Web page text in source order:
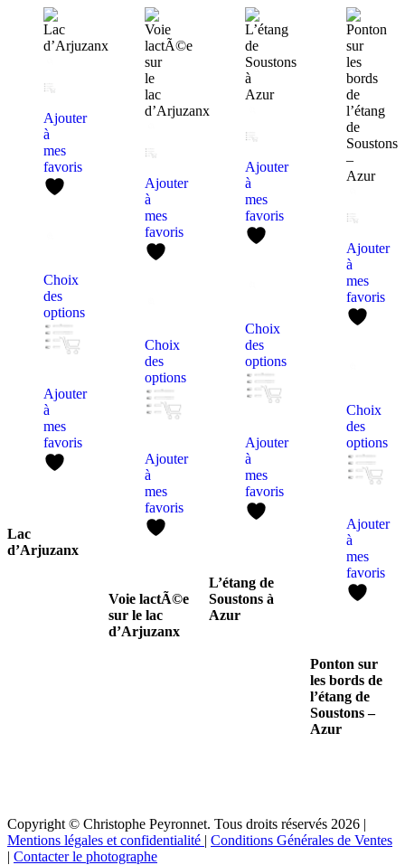
Ajouter
à
mes
favoris
Choix
des
options
Ajouter
à
mes
favoris
Lac
d’Arjuzanx
Ajouter
à
mes
favoris
Choix
des
options
Ajouter
à
mes
favoris
Voie lactÃ©e
sur le lac
d’Arjuzanx
Ajouter
à
mes
favoris
Choix
des
options
Ajouter
à
mes
favoris
L’étang de
Soustons à
Azur
Ajouter
à
mes
favoris
Choix
des
options
Ajouter
à
mes
favoris
Ponton sur
les bords de
l’étang de
Soustons –
Azur
Copyright © Christophe Peyronnet. Tous droits réservés 2026 |
Mentions légales et confidentialité | Conditions Générales de Ventes
| Contacter le photographe